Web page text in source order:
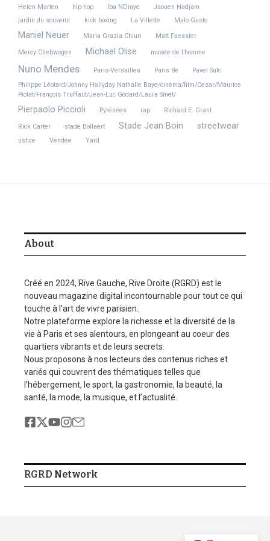
temps.
Werenoi n’est plus là. Mais sa musique, elle, résonnera pour
toujours. Un rappeur, un poète, un …Diamant noir.
Photos : Werenoi officiel/Flammes/DR
Share this Article
Helen Marten
hip-hop Iba NDiaye
Jaouen Hadjam
jardin du souvenir
kick boxing La Villette Malo Gusto
Maniel Neuer Maria Grazia Chiuri Matt Faessler
Mercy Chebwogen Michael Olise musée de l’homme
Nuno Mendes Paris-Versailles Paris 8e
Pavel Sulc
Philippe Léotard/Johnny Hallyday Nathalie Baye/cinéma/film/Cesar/Maurice
Piolat/François Truffaut/Jean-Luc Godard/Laura Smet/
Pierpaolo Piccioli Pyrénées rap Richard E. Grant
Rick Carter stade Bollaert Stade Jean Boin streetwear
ustice Vendée Yard
About
Créé en 2024, Rive Gauche, Rive Droite (RGRD) est le
nouveau magazine digital incontournable pour tout ce qui
touche à l'art de vivre parisien.
Notre plateforme explore la richesse et la diversité de la
vie à Paris et ses alentours, en plongeant au coeur des
quartiers vibrants et de leurs secrets.
Nous proposons à nos lecteurs des contenus riches et
variés qui couvrent des thématiques telles que
l’hébergement, le sport, la gastronomie, la beauté, la
santé, la mode, la musique, et l’actualité.
RGRD Network